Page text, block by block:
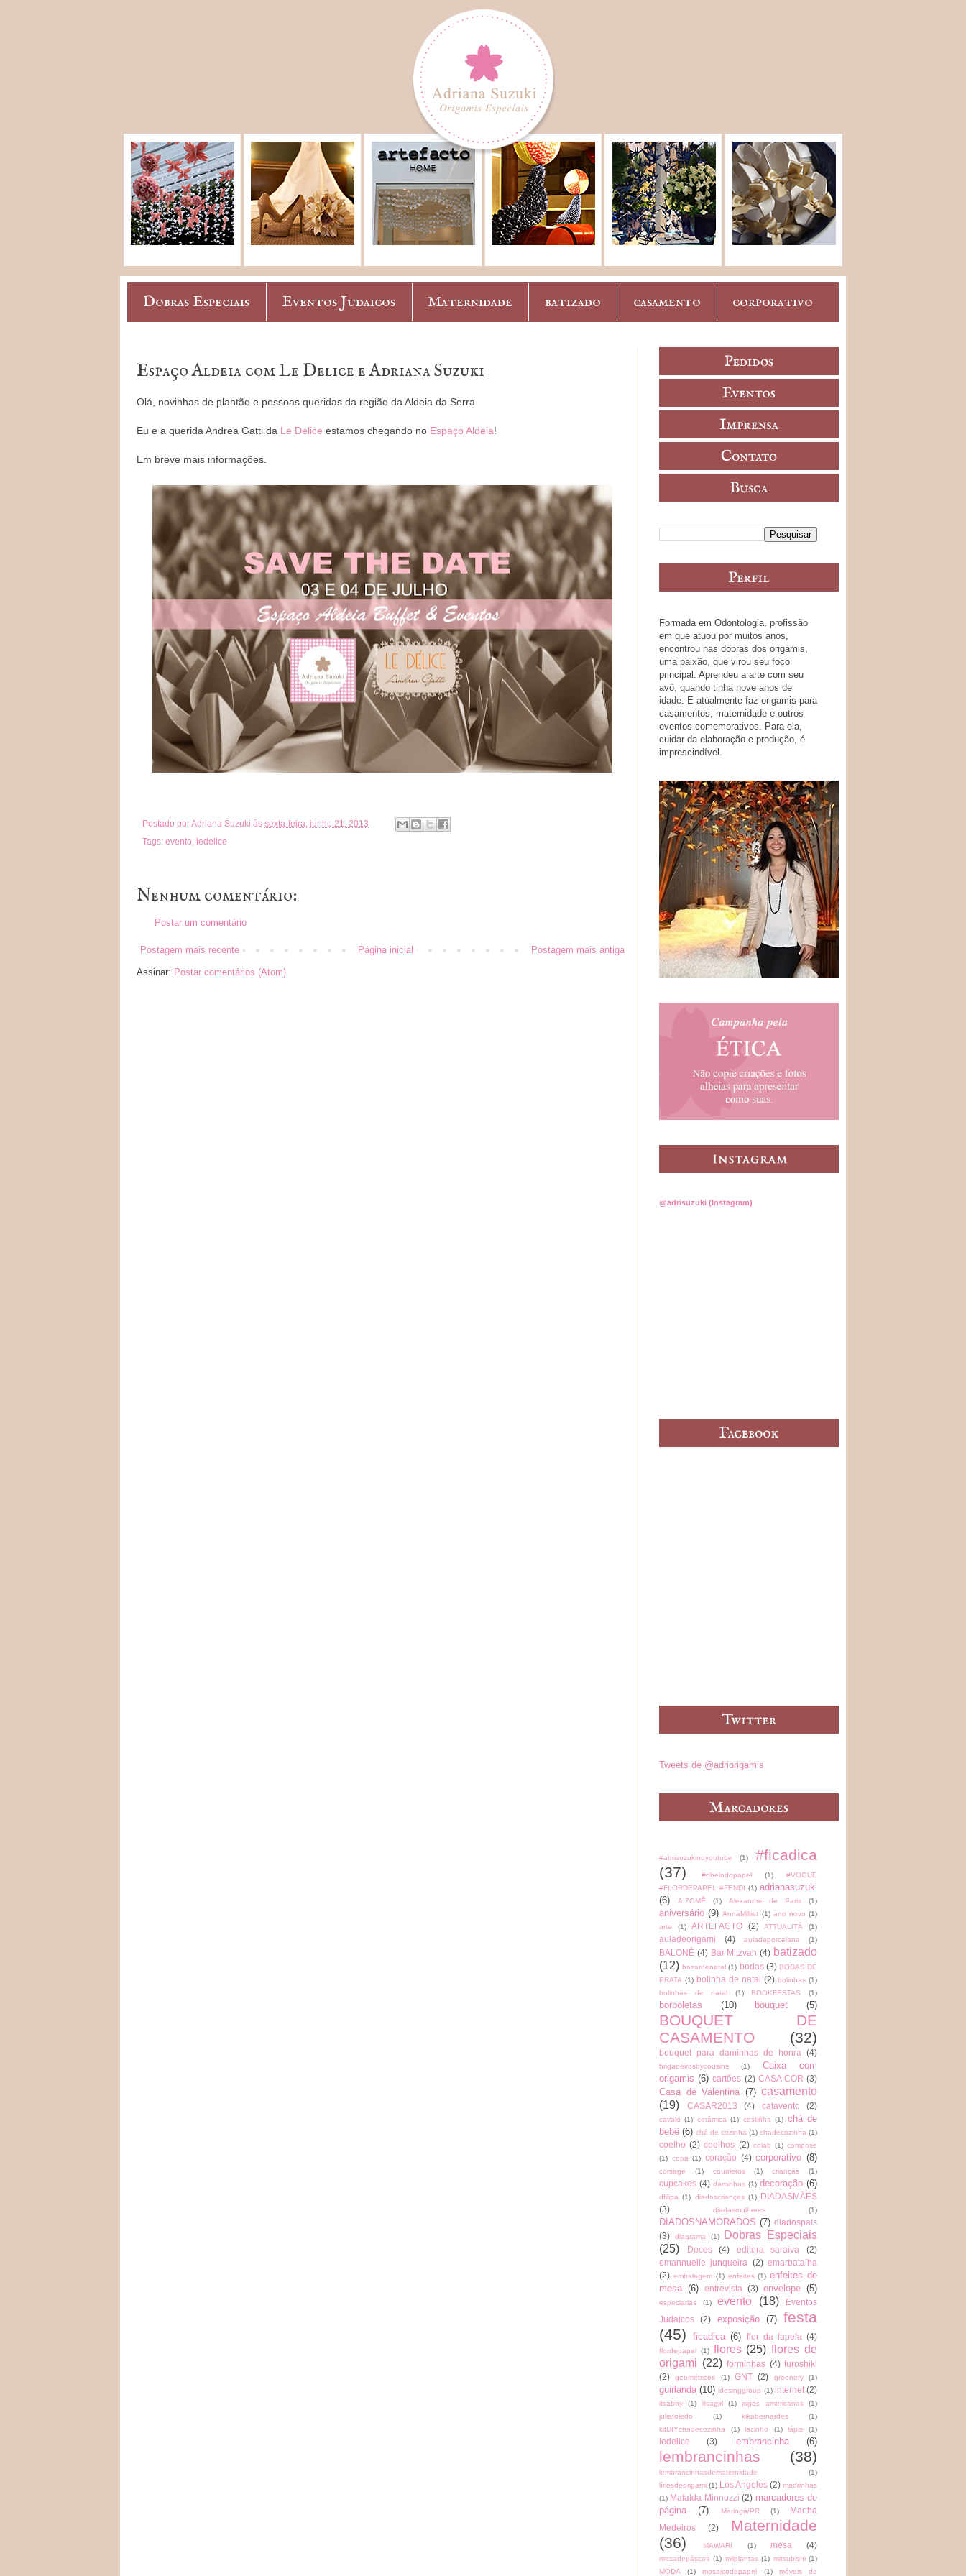
Dobras Especiais Eventos Judaicos Maternidade batizado casamento corporativo
Espaço Aldeia com Le Delice e Adriana Suzuki
Olá, novinhas de plantão e pessoas queridas da região da Aldeia da Serra
Eu e a querida Andrea Gatti da Le Delice estamos chegando no Espaço Aldeia!
Em breve mais informações.
Postado porAdriana Suzuki às sexta-feira, junho 21, 2013
Tags: evento ledelice
Nenhum comentário:
Postar um comentário
Postagem mais recente Postagem mais antiga
Página inicial
Assinar: Postar comentários (Atom)
Formada em Odontologia, profissão
em que atuou por muitos anos,
encontrou nas dobras dos origamis,
uma paixão, que virou seu foco
principal. Aprendeu a arte com seu
avô, quando tinha nove anos de
idade. E atualmente faz origamis para
casamentos, maternidade e outros
eventos comemorativos. Para ela,
cuidar da elaboração e produção, é
imprescindível.
@adrisuzuki (Instagram)
Tweets de @adriorigamis
#adrisuzukinoyoutube (1)
#ficadica
(37)
#obelodopapel (1)
#VOGUE
#FLORDEPAPEL #FENDI (1) adrianasuzuki
(6)
AIZOMÊ (1) Alexandre de Paris (1)
aniversário (9) AnnaMilliet (1) ano novo (1)
arte
(1) ARTEFACTO (2) ATTUALITÀ (1)
auladeorigami (4) auladeporcelana (1)
BALONÈ (4) Bar Mitzvah (4) batizado
(12) bazardenatal (1) bodas (3) BODAS DE
PRATA (1) bolinha de natal (2) bolinhas (1)
bolinhas de natal
(1) BOOKFESTAS (1)
borboletas (10) bouquet (5)
BOUQUET DE
CASAMENTO
(32)
bouquet para daminhas de honra (4)
brigadeirosbycousins (1)
Caixa com
origamis (6) cartões (2) CASA COR (3)
Casa de Valentina (7) casamento
(19)
CASAR2013 (4) catavento (2)
cavalo (1) cerâmica (1) cestinha (1) chá de
bebê (6) chá de cozinha (1) chadecozinha (1)
coelho (2) coelhos (2) colab (1) compose
(1) copa (1) coração (4) corporativo (8)
corsage (1) courrieros (1) crianças (1)
cupcakes (4) daminhas (1) decoração (6)
dfilipa (1) diadascrianças (1) DIADASMÃES
(3)
diadasmulheres (1)
DIADOSNAMORADOS (7) diadospais
(3)
diagrama (1)
Dobras Especiais
(25)
Doces (4) editora saraiva
(2)
emannuelle junqueira
(2) emarbatalha
(2) embalagem (1) enfeites (1) enfeites de
mesa (6) entrevista (3) envelope (5)
especiarias (1) evento (18)
Eventos
Judaicos
(2) exposição (7)
festa
(45)
ficadica (6) flor da lapela (4)
flordepapel (1) flores (25) flores de
origami (22) forminhas (4) furoshiki
(2)
geométricos (1) GNT (2) greenery (1)
guirlanda (10) idesinggroup (1) internet (2)
itsaboy (1) itsagirl (1) jogos americanos
(1)
juliatoledo
(1) kikabernardes
(1)
kitDIYchadecozinha
(1) lacinho (1) lápis (1)
ledelice (3) lembrancinha (6)
lembrancinhas (38)
lembrancinhasdematernidade
(1)
líriosdeorigami (1) Los Angeles (2) madrinhas
(1) Mafalda Minnozzi (2) marcadores de
página
(7) Maringá/PR (1)
Martha
Medeiros
(2)
Maternidade
(36)
MAWARI (1) mesa (4)
mesadepáscoa (1) milplantas (1) mitsubishi (1)
MODA
(1) mosaicodepapel (1) móveis de